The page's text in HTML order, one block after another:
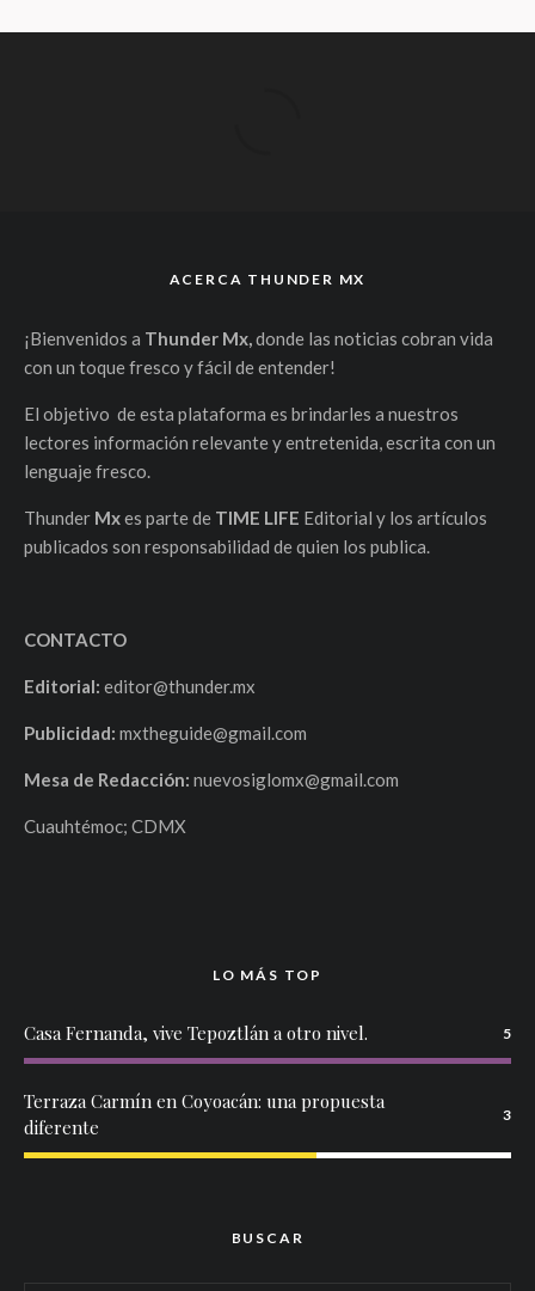
ACERCA THUNDER MX
¡Bienvenidos a Thunder Mx,donde las noticias cobran vida
con un toque fresco y fácil de entender!
El objetivo de esta plataforma es brindarles a nuestros
lectores información relevante y entretenida, escrita con un
lenguaje fresco.
Thunder Mxes parte de TIME LIFE Editorial y los artículos
publicados son responsabilidad de quien los publica.
CONTACTO
Editorial: editor@thunder.mx
Publicidad: mxtheguide@gmail.com
Mesa de Redacción: nuevosiglomx@gmail.com
Cuauhtémoc; CDMX
LO MÁS TOP
Casa Fernanda, vive Tepoztlán a otro nivel. 5
Terraza Carmín en Coyoacán: una propuesta
diferente
3
BUSCAR